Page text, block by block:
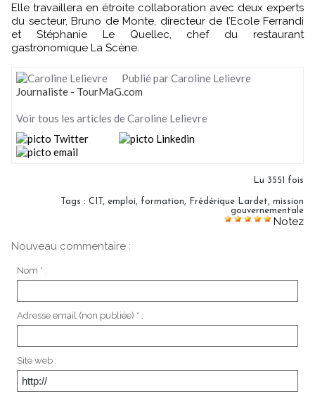
Elle travaillera en étroite collaboration avec deux experts
du secteur, Bruno de Monte, directeur de l’Ecole Ferrandi
et Stéphanie Le Quellec, chef du restaurant
gastronomique La Scène.
Publié par Caroline Lelievre
Journaliste - TourMaG.com
Voir tous les articles de Caroline Lelievre
Lu 3551 fois
Tags : CIT emploi formation Frédérique Lardet
mission
gouvernementale
Notez
Nouveau commentaire :
Nom * :
Adresse email (non publiée) * :
Site web :